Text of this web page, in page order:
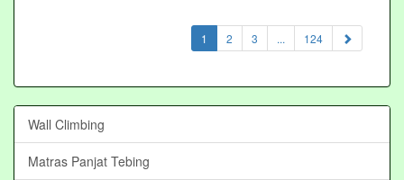
1 (current)
2 3 ... 124
Wall Climbing
Matras Panjat Tebing